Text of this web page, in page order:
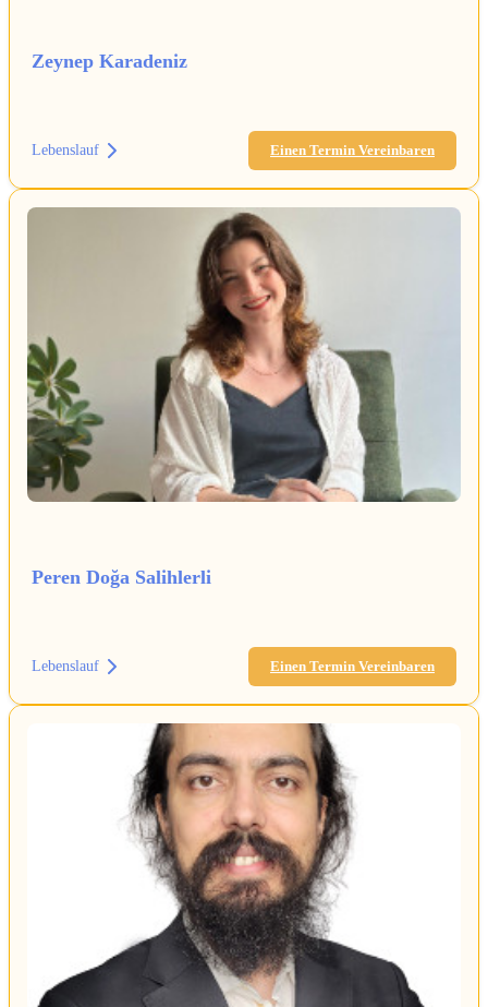
Zeynep Karadeniz
Lebenslauf Einen Termin Vereinbaren
Peren Doğa Salihlerli
Lebenslauf Einen Termin Vereinbaren